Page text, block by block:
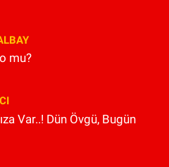
mu?
Var..! Dün Övgü, Bugün